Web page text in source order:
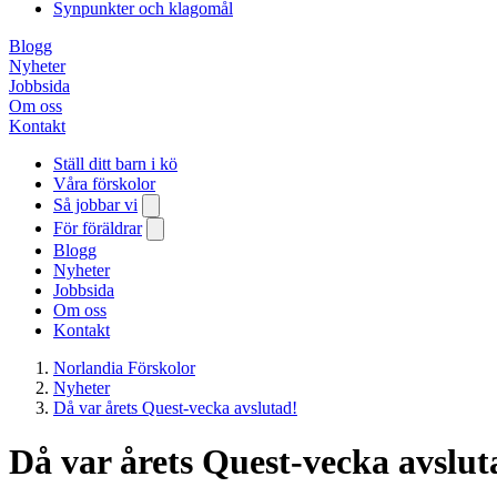
Synpunkter och klagomål
Blogg
Nyheter
Jobbsida
Om oss
Kontakt
Ställ ditt barn i kö
Våra förskolor
Så jobbar vi
För föräldrar
Blogg
Nyheter
Jobbsida
Om oss
Kontakt
Norlandia Förskolor
Nyheter
Då var årets Quest-vecka avslutad!
Då var årets Quest-vecka